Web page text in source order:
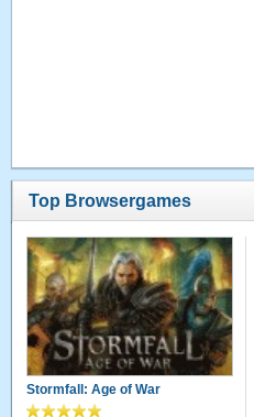
Top Browsergames
Stormfall: Age of War